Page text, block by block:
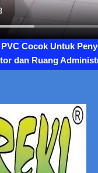
Cocok Untuk
dan Ruang